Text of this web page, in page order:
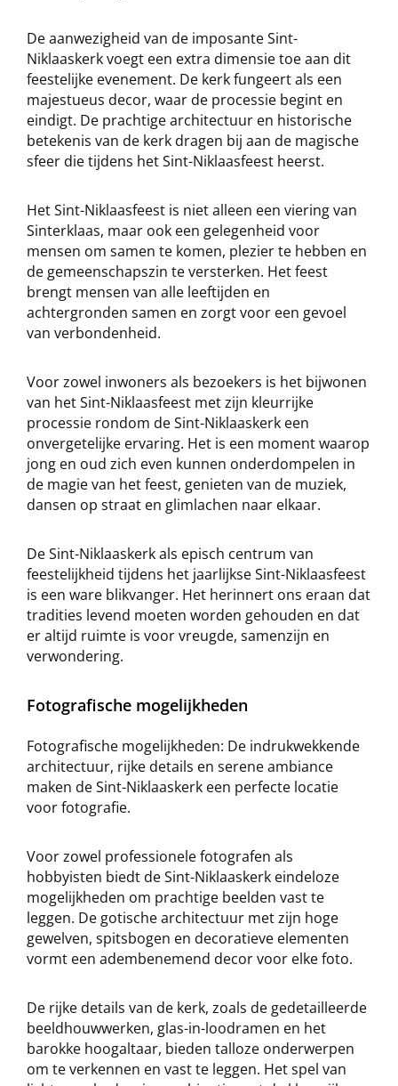
De aanwezigheid van de imposante Sint-
Niklaaskerk voegt een extra dimensie toe aan dit
feestelijke evenement. De kerk fungeert als een
majestueus decor, waar de processie begint en
eindigt. De prachtige architectuur en historische
betekenis van de kerk dragen bij aan de magische
sfeer die tijdens het Sint-Niklaasfeest heerst.
Het Sint-Niklaasfeest is niet alleen een viering van
Sinterklaas, maar ook een gelegenheid voor
mensen om samen te komen, plezier te hebben en
de gemeenschapszin te versterken. Het feest
brengt mensen van alle leeftijden en
achtergronden samen en zorgt voor een gevoel
van verbondenheid.
Voor zowel inwoners als bezoekers is het bijwonen
van het Sint-Niklaasfeest met zijn kleurrijke
processie rondom de Sint-Niklaaskerk een
onvergetelijke ervaring. Het is een moment waarop
jong en oud zich even kunnen onderdompelen in
de magie van het feest, genieten van de muziek,
dansen op straat en glimlachen naar elkaar.
De Sint-Niklaaskerk als episch centrum van
feestelijkheid tijdens het jaarlijkse Sint-Niklaasfeest
is een ware blikvanger. Het herinnert ons eraan dat
tradities levend moeten worden gehouden en dat
er altijd ruimte is voor vreugde, samenzijn en
verwondering.
Fotografische mogelijkheden
Fotografische mogelijkheden: De indrukwekkende
architectuur, rijke details en serene ambiance
maken de Sint-Niklaaskerk een perfecte locatie
voor fotografie.
Voor zowel professionele fotografen als
hobbyisten biedt de Sint-Niklaaskerk eindeloze
mogelijkheden om prachtige beelden vast te
leggen. De gotische architectuur met zijn hoge
gewelven, spitsbogen en decoratieve elementen
vormt een adembenemend decor voor elke foto.
De rijke details van de kerk, zoals de gedetailleerde
beeldhouwwerken, glas-in-loodramen en het
barokke hoogaltaar, bieden talloze onderwerpen
om te verkennen en vast te leggen. Het spel van